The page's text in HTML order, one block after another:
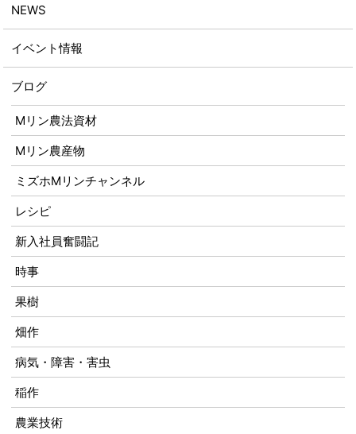
NEWS
イベント情報
ブログ
Mリン農法資材
Mリン農産物
ミズホMリンチャンネル
レシピ
新入社員奮闘記
時事
果樹
畑作
病気・障害・害虫
稲作
農業技術